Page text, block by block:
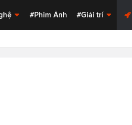
#Phim Ảnh #Giải trí